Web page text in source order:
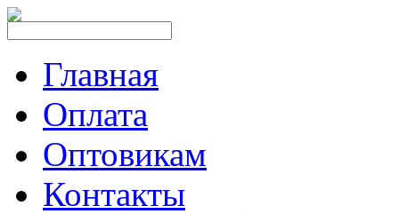
Главная
Оплата
Оптовикам
Контакты